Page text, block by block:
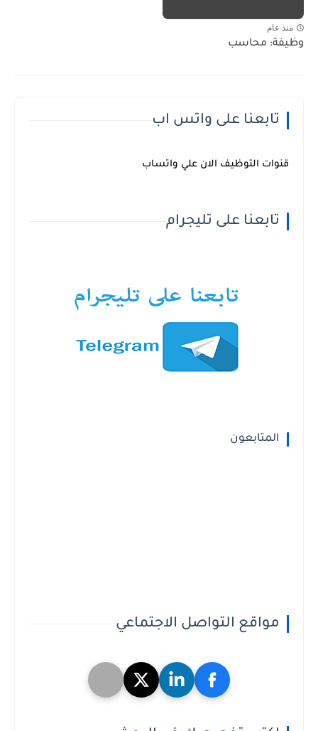
منذ عام
وظيفة: محاسب
تابعنا على واتس اب
قنوات التوظيف الان علي واتساب
تابعنا على تليجرام
المتابعون
مواقع التواصل الاجتماعي